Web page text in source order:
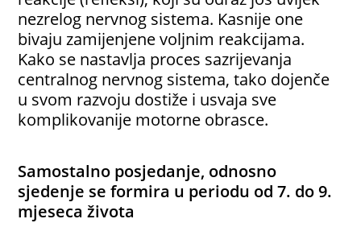
nezrelog nervnog sistema. Kasnije one
bivaju zamijenjene voljnim reakcijama.
Kako se nastavlja proces sazrijevanja
centralnog nervnog sistema, tako dojenče
u svom razvoju dostiže i usvaja sve
komplikovanije motorne obrasce.
Samostalno posjedanje, odnosno
sjedenje se formira u periodu od 7. do 9.
mjeseca života